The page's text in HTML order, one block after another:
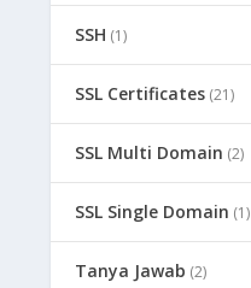
SSH (1)
SSL Certificates (21)
SSL Multi Domain (2)
SSL Single Domain (1)
Tanya Jawab (2)